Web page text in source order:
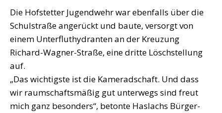
Die Hof­stet­ter Jugend­wehr war eben­falls über die
Schul­stra­ße ange­rückt und bau­te, ver­sorgt von
einem Unter­flut­hy­dran­ten an der Kreu­zung
Richard-Wag­ner-Stra­ße, eine drit­te Lösch­stel­lung
auf.
„Das wich­tigs­te ist die Kame­rad­schaft. Und dass
wir raum­schafts­mä­ßig gut unter­wegs sind freut
mich ganz beson­ders“, beton­te Has­lachs Bür­ger­